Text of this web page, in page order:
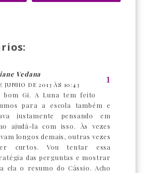
Vedana
JUNHO DE 2013 ÀS 10:43
bom Gi. A Luna tem feito
para a escola também e
justamente pensando em
ajudá-la com isso. Às vezes
longos demais, outras vezes
curtos. Vou tentar essa
das perguntas e mostrar
ela o resumo do Cássio. Acho